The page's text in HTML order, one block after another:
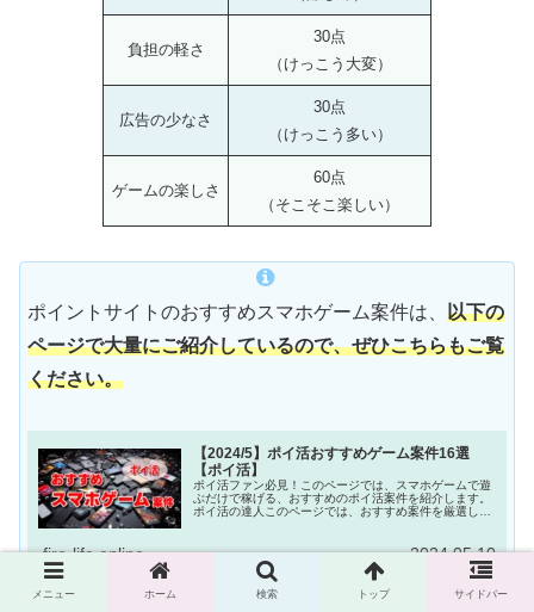
負担の軽さ
30点
（けっこう大変）
広告の少なさ
30点
（けっこう多い）
ゲームの楽しさ
60点
（そこそこ楽しい）
ポイントサイトのおすすめスマホゲーム案件は、 以下の
ページで大量にご紹介しているので、ぜひこちらもご覧
ください。
【2024/5】ポイ活おすすめゲーム案件16選
【ポイ活】
ポイ活ファン必見！このページでは、スマホゲームで遊
ぶだけで稼げる、おすすめのポイ活案件を紹介します。
ポイ活の達人このページでは、おすすめ案件を厳選して
fire-life.online 2024.05.10
メニュー ホーム 検索 トップ サイドバー